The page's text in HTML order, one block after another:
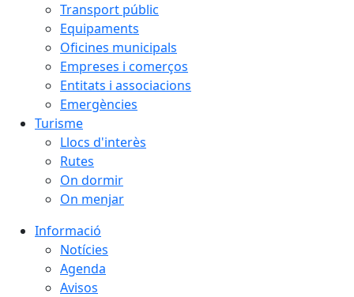
Transport públic
Equipaments
Oficines municipals
Empreses i comerços
Entitats i associacions
Emergències
Turisme
Llocs d'interès
Rutes
On dormir
On menjar
Informació
Notícies
Agenda
Avisos